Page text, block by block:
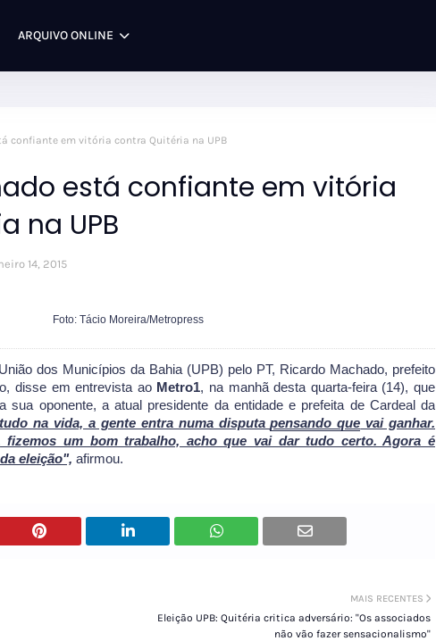
ARQUIVO ONLINE
confiante em vitória contra Quitéria na UPB
está confiante em vitória
na UPB
14, 2015
Foto: Tácio Moreira/Metropress
dos Municípios da Bahia (UPB) pelo PT, Ricardo Machado, prefeito
disse em entrevista aoMetro1, na manhã desta quarta-feira (14), que
sua oponente, a atual presidente da entidade e prefeita de Cardeal da
na vida, a gente entra numa disputapensando que vai ganhar.
fizemos um bom trabalho, acho que vai dar tudo certo. Agora é
eleição", afirmou.
MAIS RECENTES
Eleição UPB: Quitéria critica adversário: "Os associados
não vão fazer sensacionalismo"